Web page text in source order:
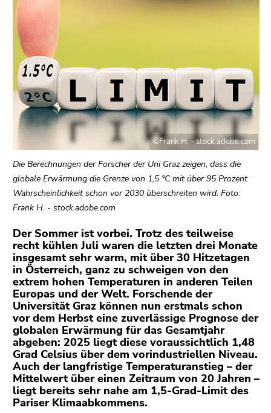
Sie diesen
Link.
Zum
Inhalt
(Zugriffstaste
1)
Zur
Positionsanzeige
(Zugriffstaste
2)
Zur
Hauptnavigation
(Zugriffstaste
Zu
den
Zusatzinformationen
(Zugriffstaste
5)
Zu
den
Seiteneinstellungen
(Benutzer/Sprache)
(Zugriffstaste
8)
Zur
Suche
©Frank H. - stock.adobe.com
Die Berechnungen der Forscher der Uni Graz zeigen, dass die
globale Erwärmung die Grenze von 1,5 °C mit über 95 Prozent
Wahrscheinlichkeit schon vor 2030 überschreiten wird. Foto:
Frank H. - stock.adobe.com
Der Sommer ist vorbei. Trotz des teilweise
recht kühlen Juli waren die letzten drei Monate
insgesamt sehr warm, mit über 30 Hitzetagen
in Österreich, ganz zu schweigen von den
extrem hohen Temperaturen in anderen Teilen
Europas und der Welt. Forschende der
Universität Graz können nun erstmals schon
vor dem Herbst eine zuverlässige Prognose der
globalen Erwärmung für das Gesamtjahr
abgeben: 2025 liegt diese voraussichtlich 1,48
Grad Celsius über dem vorindustriellen Niveau.
Auch der langfristige Temperaturanstieg – der
Mittelwert über einen Zeitraum von 20 Jahren –
liegt bereits sehr nahe am 1,5-Grad-Limit des
Pariser Klimaabkommens.